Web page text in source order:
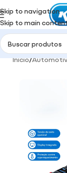
Skip to navigation
Skip to main
Início/